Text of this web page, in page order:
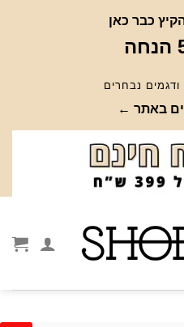
כבר כאן
ודגמים נבחרים
באתר ←